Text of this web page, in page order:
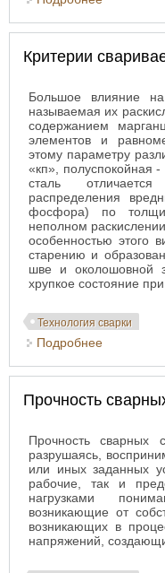
Критерии
Большое влияние на
называемая их
содержанием
элементов и
этому параметру
«кп», полуспокойная
сталь
распределения
фосфора) по
неполном
особенностью этого
старению и
шве и околошовной
хрупкое состояние
Технология сварки
Подробнее
Прочность
Прочность сварных
разрушаясь,
или иных заданных
рабочие, так и
нагрузками
возникающие от
возникающих в
напряжений,